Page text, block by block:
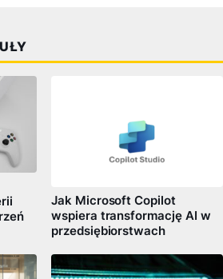
Jak Microsoft Copilot
wspiera transformację AI w
przedsiębiorstwach